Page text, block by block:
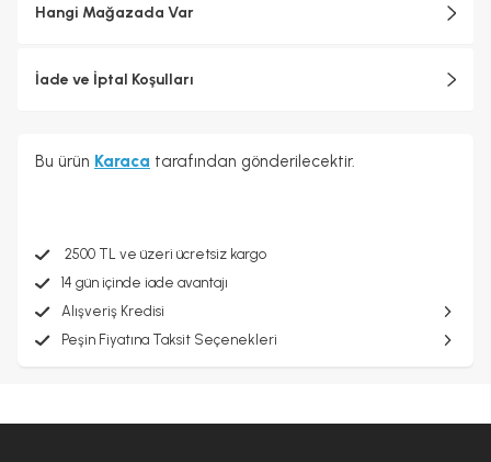
Hangi Mağazada Var
İade ve İptal Koşulları
Bu ürün Karaca tarafından gönderilecektir.
2500 TL ve üzeri ücretsiz kargo
14 gün içinde iade avantajı
Alışveriş Kredisi
Peşin Fiyatına Taksit Seçenekleri